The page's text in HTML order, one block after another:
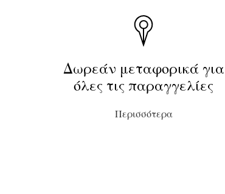
Δωρεάν μεταφορικά για
όλες τις παραγγελίες
Περισσότερα